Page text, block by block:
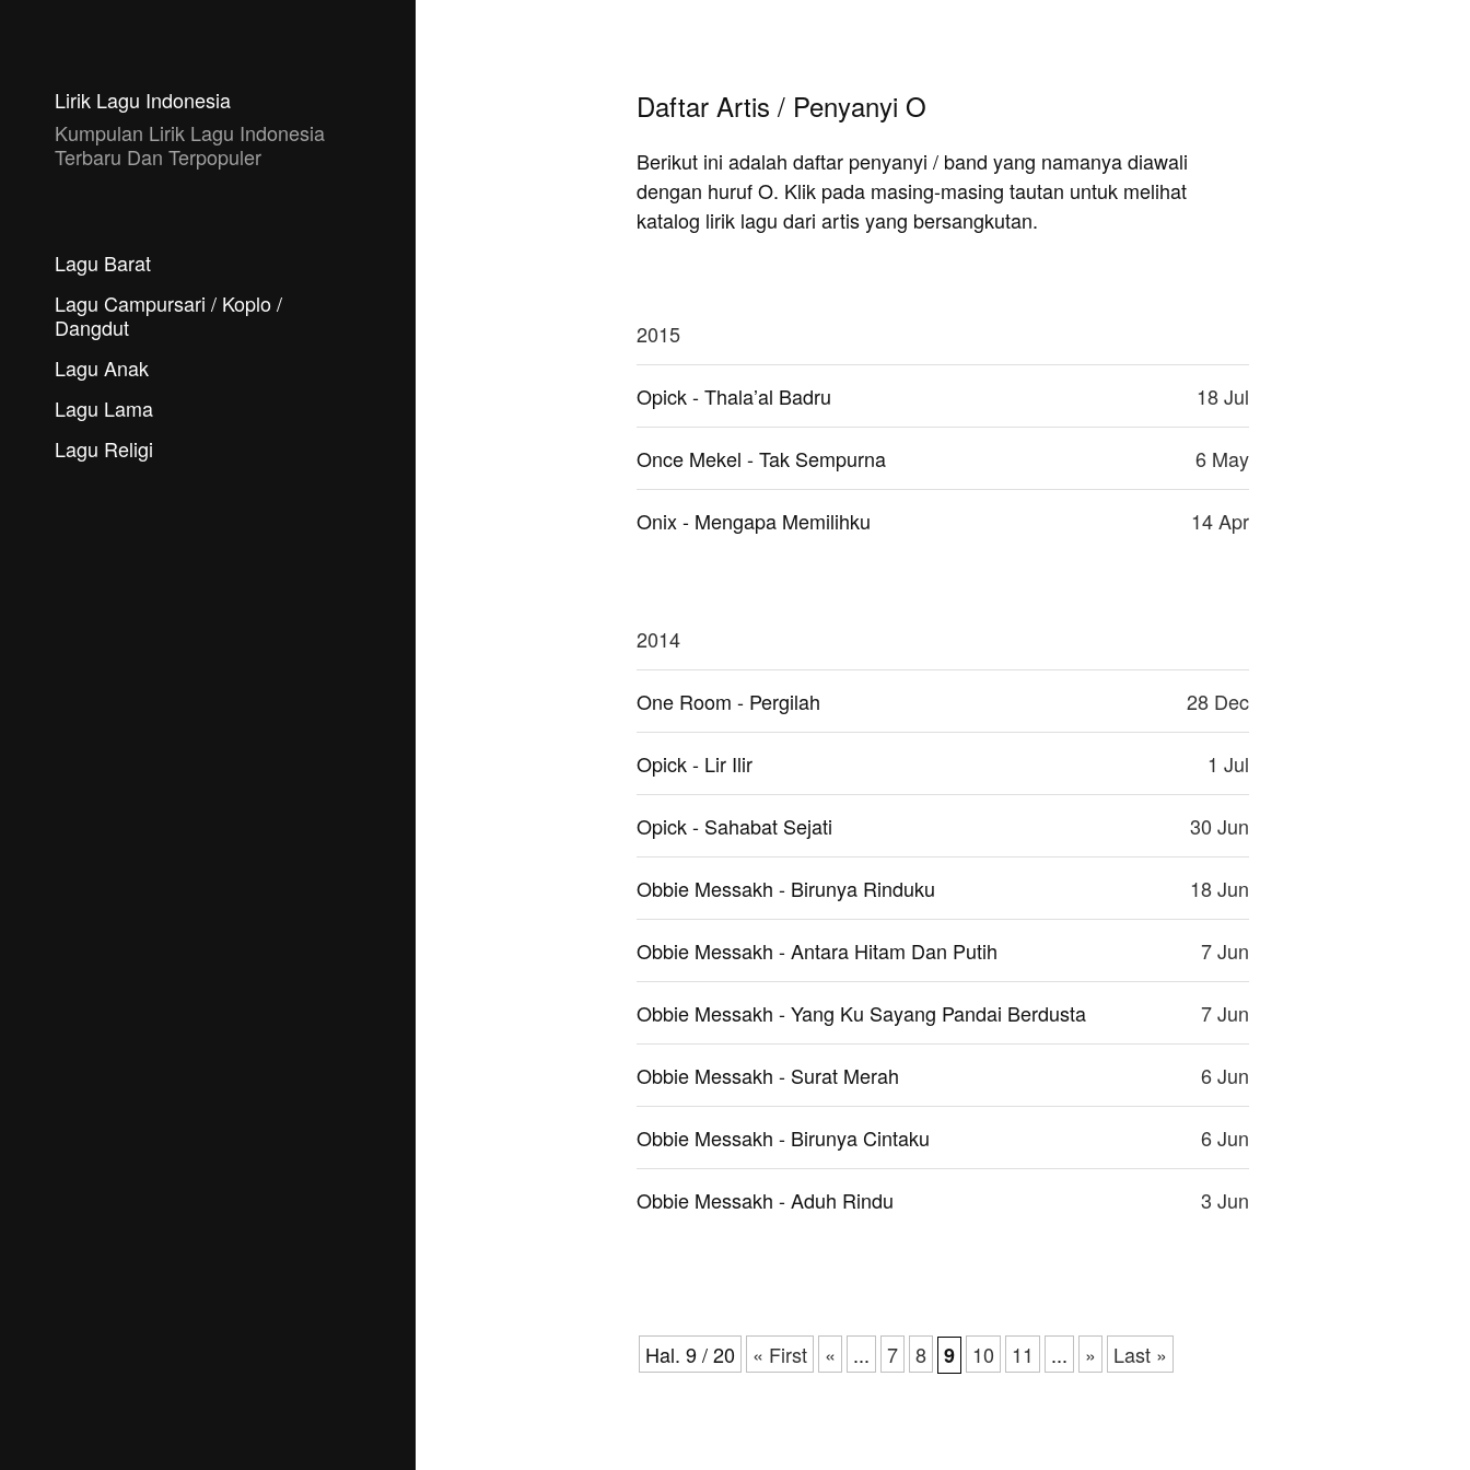
Lirik Lagu Indonesia
Kumpulan Lirik Lagu Indonesia
Terbaru Dan Terpopuler
Lagu Barat
Lagu Campursari / Koplo /
Dangdut
Lagu Anak
Lagu Lama
Lagu Religi
Daftar Artis / Penyanyi O
Berikut ini adalah daftar penyanyi / band yang namanya diawali
dengan huruf O. Klik pada masing-masing tautan untuk melihat
katalog lirik lagu dari artis yang bersangkutan.
2015
Opick - Thala’al Badru 18 Jul
Once Mekel - Tak Sempurna 6 May
Onix - Mengapa Memilihku 14 Apr
2014
One Room - Pergilah 28 Dec
Opick - Lir Ilir 1 Jul
Opick - Sahabat Sejati 30 Jun
Obbie Messakh - Birunya Rinduku 18 Jun
Obbie Messakh - Antara Hitam Dan Putih 7 Jun
Obbie Messakh - Yang Ku Sayang Pandai Berdusta 7 Jun
Obbie Messakh - Surat Merah 6 Jun
Obbie Messakh - Birunya Cintaku 6 Jun
Obbie Messakh - Aduh Rindu 3 Jun
Hal. 9 / 20 « First « ... 7 8 9 10 11 ... » Last »